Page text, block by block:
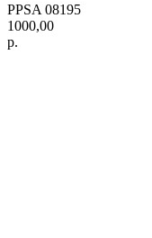
PPSA 08195
1000,00
р.